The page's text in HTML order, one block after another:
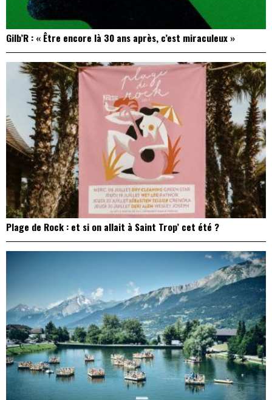
Gilb’R : « Être encore là 30 ans après, c’est miraculeux »
Plage de Rock : et si on allait à Saint Trop’ cet été ?